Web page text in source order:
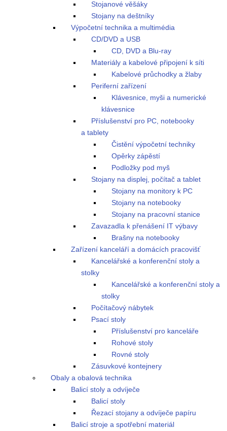
Stojanové věšáky
Stojany na deštníky
Výpočetní technika a multimédia
CD/DVD a USB
CD, DVD a Blu-ray
Materiály a kabelové připojení k síti
Kabelové průchodky a žlaby
Periferní zařízení
Klávesnice, myši a numerické
klávesnice
Příslušenství pro PC, notebooky
a tablety
Čistění výpočetní techniky
Opěrky zápěstí
Podložky pod myš
Stojany na displej, počítač a tablet
Stojany na monitory k PC
Stojany na notebooky
Stojany na pracovní stanice
Zavazadla k přenášení IT výbavy
Brašny na notebooky
Zařízení kanceláří a domácích pracovišť
Kancelářské a konferenční stoly a
stolky
Kancelářské a konferenční stoly a
stolky
Počítačový nábytek
Psací stoly
Příslušenství pro kanceláře
Rohové stoly
Rovné stoly
Zásuvkové kontejnery
Obaly a obalová technika
Balicí stoly a odvíječe
Balicí stoly
Řezací stojany a odvíječe papíru
Balicí stroje a spotřební materiál